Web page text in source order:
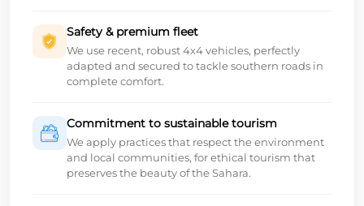
Safety & premium fleet
We use recent, robust 4x4 vehicles, perfectly
adapted and secured to tackle southern roads in
complete comfort.
Commitment to sustainable tourism
We apply practices that respect the environment
and local communities, for ethical tourism that
preserves the beauty of the Sahara.